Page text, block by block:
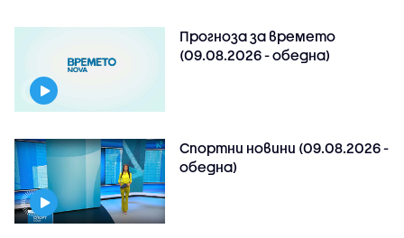
Прогноза за времето
(09.08.2026 - обедна)
Спортни новини (09.08.2026 -
обедна)